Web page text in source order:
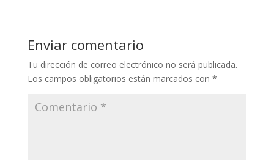
Enviar comentario
Tu dirección de correo electrónico no será publicada.
Los campos obligatorios están marcados con *